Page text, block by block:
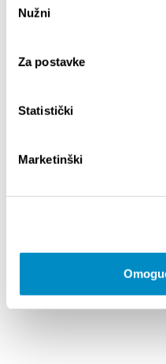
pristanka
Nužni
Za postavke
Statistički
MarketinškiUlica Klanci 4, 21311,
www.facebook.com/